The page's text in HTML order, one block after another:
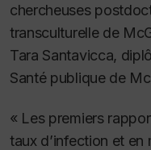
chercheuses
transculturelle de
Tara Santavicca,
Santé publique de
« Les premiers
taux d’infection et en